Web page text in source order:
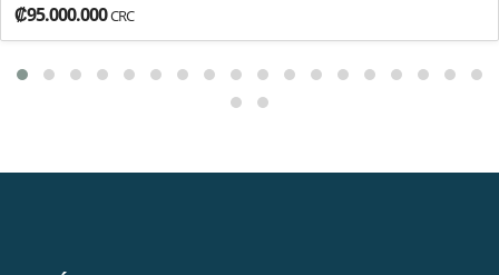
₡95.000.000CRC